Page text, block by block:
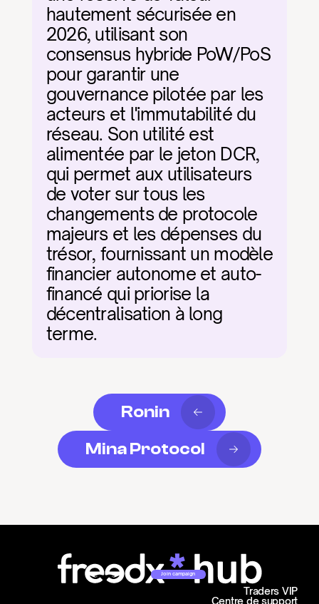
hautement sécurisée en
2026, utilisant son
consensus hybride PoW/PoS
pour garantir une
gouvernance pilotée par les
acteurs et l'immutabilité du
réseau. Son utilité est
alimentée par le jeton DCR,
qui permet aux utilisateurs
de voter sur tous les
changements de protocole
majeurs et les dépenses du
trésor, fournissant un modèle
financier autonome et auto-
financé qui priorise la
décentralisation à long
terme.
Ronin
Mina Protocol
Join campaign
Centre de support
Traders VIP